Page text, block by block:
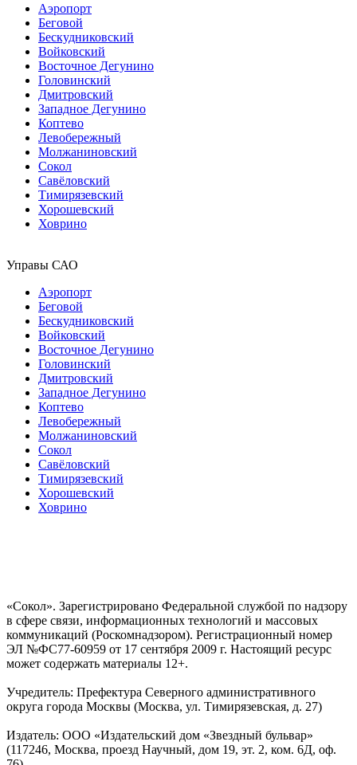
Аэропорт
Беговой
Бескудниковский
Войковский
Восточное Дегунино
Головинский
Дмитровский
Западное Дегунино
Коптево
Левобережный
Молжаниновский
Сокол
Савёловский
Тимирязевский
Хорошевский
Ховрино
Управы САО
Аэропорт
Беговой
Бескудниковский
Войковский
Восточное Дегунино
Головинский
Дмитровский
Западное Дегунино
Коптево
Левобережный
Молжаниновский
Сокол
Савёловский
Тимирязевский
Хорошевский
Ховрино
«Сокол». Зарегистрировано Федеральной службой по надзору
в сфере связи, информационных технологий и массовых
коммуникаций (Роскомнадзором). Регистрационный номер
ЭЛ №ФС77-60959 от 17 сентября 2009 г. Настоящий ресурс
может содержать материалы 12+.
Учредитель: Префектура Северного административного
округа города Москвы (Москва, ул. Тимирязевская, д. 27)
Издатель: ООО «Издательский дом «Звездный бульвар»
(117246, Москва, проезд Научный, дом 19, эт. 2, ком. 6Д, оф.